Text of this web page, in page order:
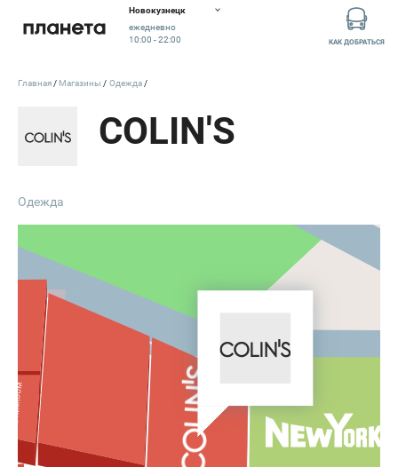
Новокузнецк
ежедневно
10:00 - 22:00
КАК ДОБРАТЬСЯ
COLIN'S
Одежда
COSMOROOM
Главная Магазины Одежда